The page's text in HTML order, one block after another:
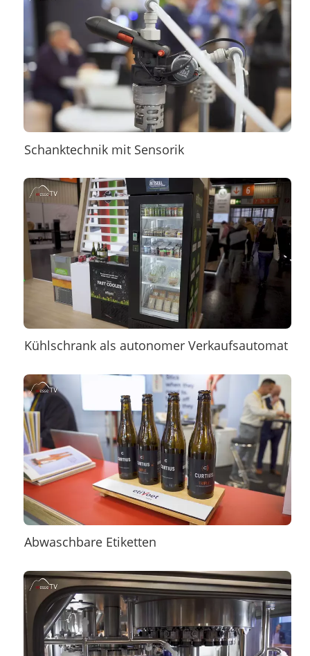
Schanktechnik mit Sensorik
Kühlschrank als autonomer Verkaufsautomat
Abwaschbare Etiketten